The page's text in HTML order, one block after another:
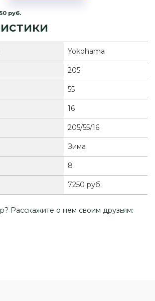
руб.
Yokohama
205
55
16
205/55/16
Зима
8
7250 руб.
Расскажите о нем своим друзьям: